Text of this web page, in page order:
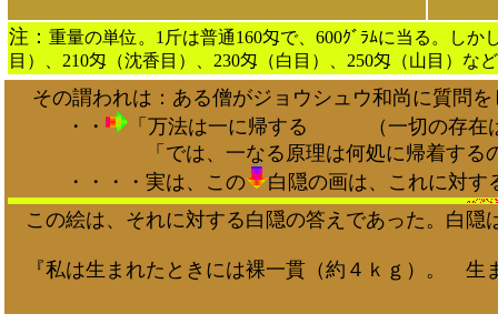
注： 重量の単位。1斤は普通160匁で、600ｸﾞﾗﾑに当る。し
目）、210匁（沈香目）、230匁（白目）、250匁（山目
その謂われは：ある僧がジョウシュウ和尚に質問
・・
「万法は一に帰する （一切の存在は
「では、一なる原理は何処に帰着するのか
・・・・実は、この
白隠の画は、これに対す
この絵は、それに対する白隠の答えであった。白隠
『私は生まれたときには裸一貫（約４ｋｇ）。 生